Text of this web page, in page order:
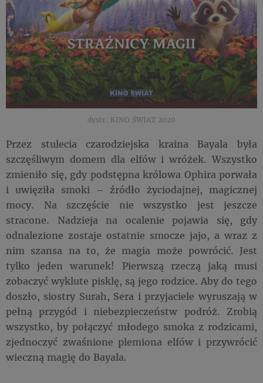
dystr. KINO ŚWIAT 2020
Przez stulecia czarodziejska kraina Bayala była
szczęśliwym domem dla elfów i wróżek. Wszystko
zmieniło się, gdy podstępna królowa Ophira porwała
i uwięziła smoki – źródło życiodajnej, magicznej
mocy. Na szczęście nie wszystko jest jeszcze
stracone. Nadzieja na ocalenie pojawia się, gdy
odnalezione zostaje ostatnie smocze jajo, a wraz z
nim szansa na to, że magia może powrócić. Jest
tylko jeden warunek! Pierwszą rzeczą jaką musi
zobaczyć wyklute pisklę, są jego rodzice. Aby do tego
doszło, siostry Surah, Sera i przyjaciele wyruszają w
pełną przygód i niebezpieczeństw podróż. Zrobią
wszystko, by połączyć młodego smoka z rodzicami,
zjednoczyć zwaśnione plemiona elfów i przywrócić
wieczną magię do Bayala.